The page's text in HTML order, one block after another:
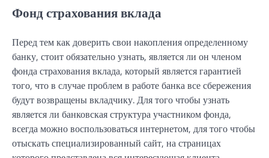
Фонд страхования вклада
Перед тем как доверить свои накопления определенному
банку, стоит обязательно узнать, является ли он членом
фонда страхования вклада, который является гарантией
того, что в случае проблем в работе банка все сбережения
будут возвращены вкладчику. Для того чтобы узнать
является ли банковская структура участником фонда,
всегда можно воспользоваться интернетом, для того чтобы
отыскать специализированный сайт, на страницах